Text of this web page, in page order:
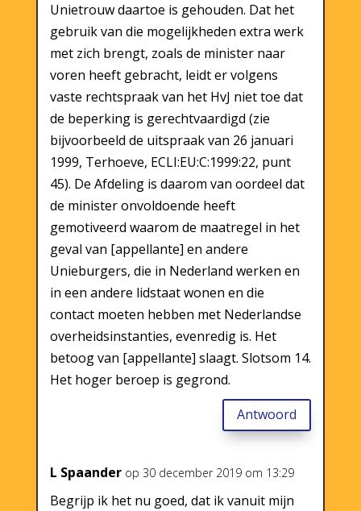
Unietrouw daartoe is gehouden. Dat het
gebruik van die mogelijkheden extra werk
met zich brengt, zoals de minister naar
voren heeft gebracht, leidt er volgens
vaste rechtspraak van het HvJ niet toe dat
de beperking is gerechtvaardigd (zie
bijvoorbeeld de uitspraak van 26 januari
1999, Terhoeve, ECLI:EU:C:1999:22, punt
45). De Afdeling is daarom van oordeel dat
de minister onvoldoende heeft
gemotiveerd waarom de maatregel in het
geval van [appellante] en andere
Unieburgers, die in Nederland werken en
in een andere lidstaat wonen en die
contact moeten hebben met Nederlandse
overheidsinstanties, evenredig is. Het
betoog van [appellante] slaagt. Slotsom 14.
Het hoger beroep is gegrond.
Antwoord
L Spaander op 30 december 2019 om 13:29
Begrijp ik het nu goed, dat ik vanuit mijn